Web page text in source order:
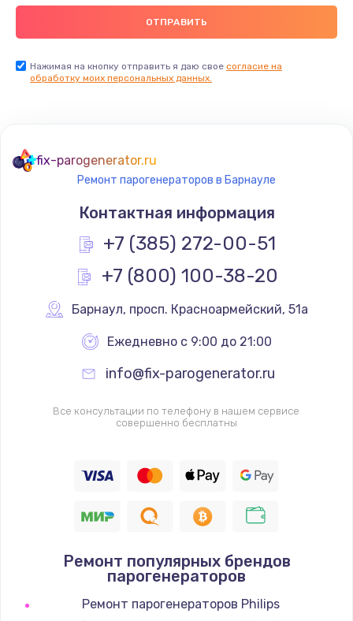
Нажимая на кнопку отправить я даю свое согласие на
обработку моих персональных данных.
fix-parogenerator.ru
Ремонт парогенераторов в Барнауле
Контактная информация
+7 (385) 272-00-51
+7 (800) 100-38-20
Барнаул, просп. Красноармейский, 51а
Ежедневно с 9:00 до 21:00
info@fix-parogenerator.ru
Все консультации по телефону в нашем сервисе
совершенно бесплатны
Ремонт популярных брендов
парогенераторов
Ремонт парогенераторов Philips